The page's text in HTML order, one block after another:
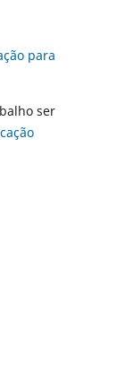
para
ser